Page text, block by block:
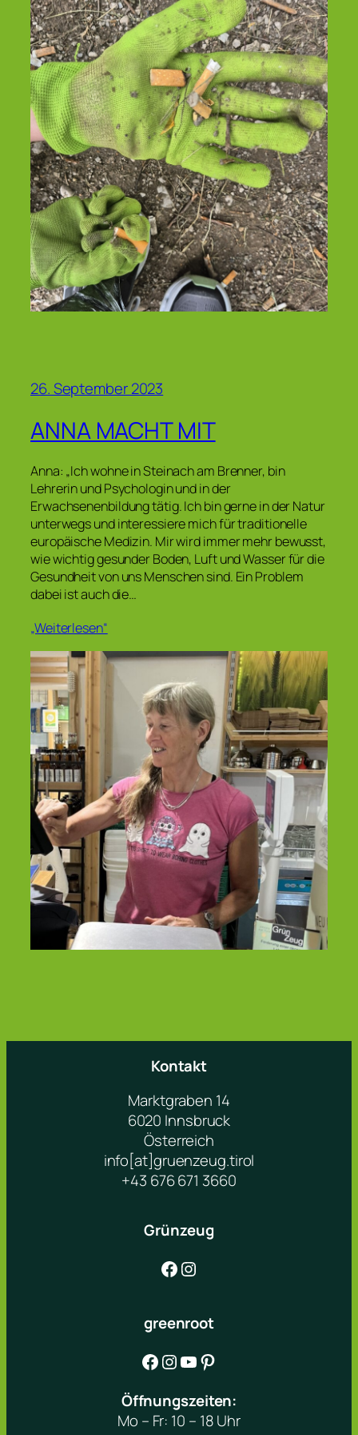
26. September 2023
ANNA MACHT MIT
Anna: „Ich wohne in Steinach am Brenner, bin
Lehrerin und Psychologin und in der
Erwachsenenbildung tätig. Ich bin gerne in der Natur
unterwegs und interessiere mich für traditionelle
europäische Medizin. Mir wird immer mehr bewusst,
wie wichtig gesunder Boden, Luft und Wasser für die
Gesundheit von uns Menschen sind. Ein Problem
dabei ist auch die…
„Weiterlesen“
Kontakt
Marktgraben 14
6020 Innsbruck
Österreich
info[at]gruenzeug.tirol
+43 676 671 3660
Grünzeug
Facebook Instagram
greenroot
Facebook Instagram YouTube Pinterest
Öffnungszeiten:
Mo – Fr: 10 – 18 Uhr